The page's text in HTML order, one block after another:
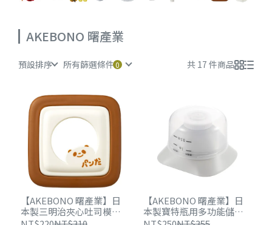
AKEBONO 曙產業
預設排序 所有篩選條件 共 17 件商品
【AKEBONO 曙產業】日
本製三明治夾心吐司模具-
【AKEBONO 曙產業】日
本製寶特瓶用多功能儲米